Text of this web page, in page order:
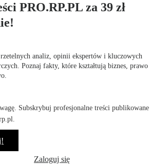
PRO.RP.PL za 39 zł
analiz, opinii ekspertów i kluczowych
Poznaj fakty, które kształtują biznes, prawo
Subskrybuj profesjonalne treści publikowane
Zaloguj się